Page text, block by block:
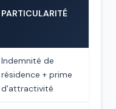
PARTICULARITÉ
Indemnité de
résidence + prime
d'attractivité